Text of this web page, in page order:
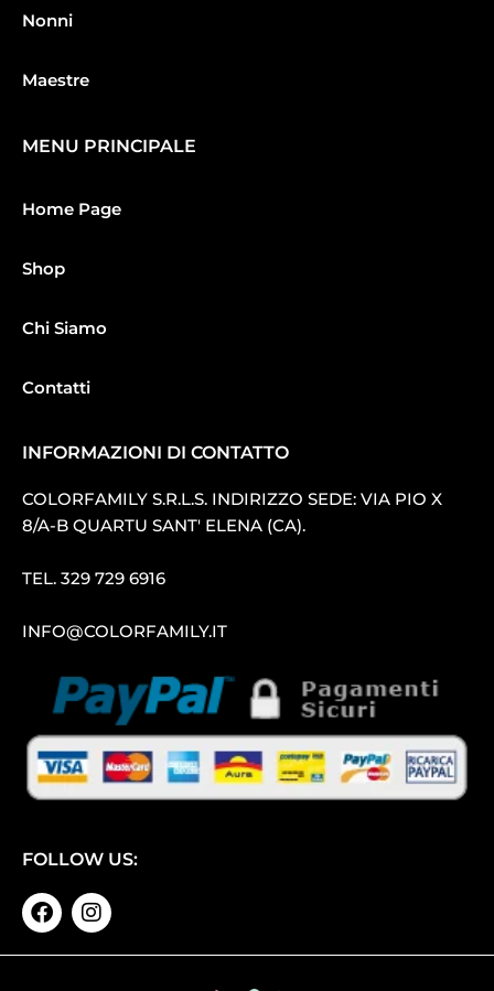
Nonni
Maestre
MENU PRINCIPALE
Home Page
Shop
Chi Siamo
Contatti
INFORMAZIONI DI CONTATTO
COLORFAMILY S.R.L.S. INDIRIZZO SEDE: VIA PIO X
8/A-B QUARTU SANT′ ELENA (CA).
TEL. 329 729 6916
INFO@COLORFAMILY.IT
FOLLOW US: